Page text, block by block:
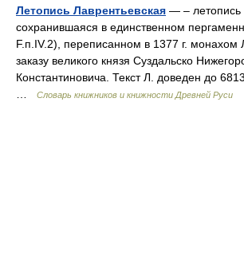
Летопись Лаврентьевская — – летопись
сохранившаяся в единственном
F.п.IV.2), переписанном в 1377 г. монахом
заказу великого князя Суздальско
Константиновича. Текст Л. доведен до
Словарь книжников и книжности Древней Руси